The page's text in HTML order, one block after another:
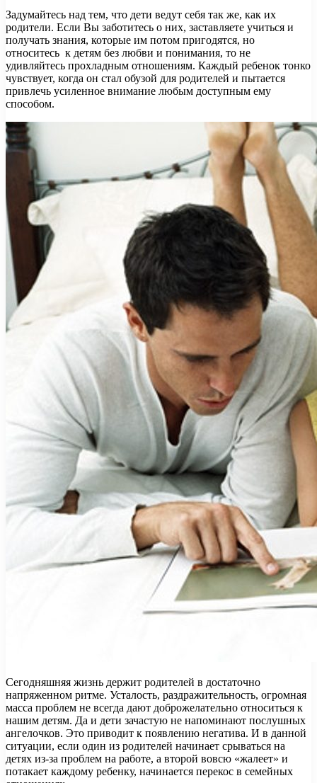
Задумайтесь над тем, что дети ведут себя так же, как их
родители. Если Вы заботитесь о них, заставляете учиться и
получать знания, которые им потом пригодятся, но
относитесь к детям без любви и понимания, то не
удивляйтесь прохладным отношениям. Каждый ребенок тонко
чувствует, когда он стал обузой для родителей и пытается
привлечь усиленное внимание любым доступным ему
способом.
Сегодняшняя жизнь держит родителей в достаточно
напряженном ритме. Усталость, раздражительность, огромная
масса проблем не всегда дают доброжелательно относиться к
нашим детям. Да и дети зачастую не напоминают послушных
ангелочков. Это приводит к появлению негатива. И в данной
ситуации, если один из родителей начинает срываться на
детях из-за проблем на работе, а второй вовсю «жалеет» и
потакает каждому ребенку, начинается перекос в семейных